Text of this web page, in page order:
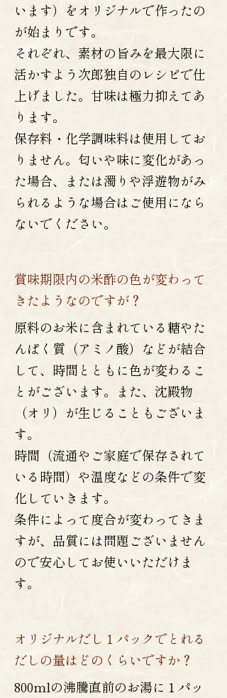
います）をオリジナルで作ったの
が始まりです。
それぞれ、素材の旨みを最大限に
活かすよう次郎独自のレシピで仕
上げました。甘味は極力抑えてあ
ります。
保存料・化学調味料は使用してお
りません。匂いや味に変化があっ
た場合、または濁りや浮遊物がみ
られるような場合はご使用になら
ないでください。
賞味期限内の米酢の色が変わって
きたようなのですが？
原料のお米に含まれている糖やた
んぱく質（アミノ酸）などが結合
して、時間とともに色が変わるこ
とがございます。また、沈殿物
（オリ）が生じることもございま
す。
時間（流通やご家庭で保存されて
いる時間）や温度などの条件で変
化していきます。
条件によって度合が変わってきま
すが、品質には問題ございません
ので安心してお使いいただけま
す。
オリジナルだし１パックでとれる
だしの量はどのくらいですか？
800mlの沸騰直前のお湯に１パッ